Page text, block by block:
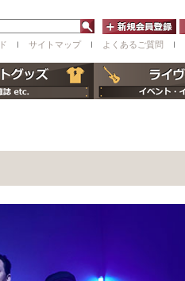
ｌ サイトマップ ｌ よくあるご質問 ｌ